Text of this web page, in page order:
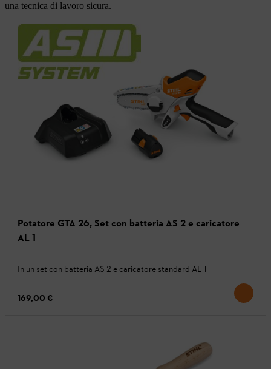
una tecnica di lavoro sicura.
Potatore GTA 26, Set con batteria AS 2 e caricatore
AL 1
In un set con batteria AS 2 e caricatore standard AL 1
169,00 €